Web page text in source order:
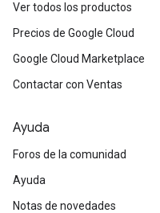
Ver todos los productos
Precios de Google Cloud
Google Cloud Marketplace
Contactar con Ventas
Ayuda
Foros de la comunidad
Ayuda
Notas de novedades